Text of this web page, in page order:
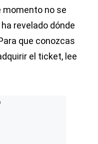
momento no se
revelado dónde
que conozcas
el ticket, lee